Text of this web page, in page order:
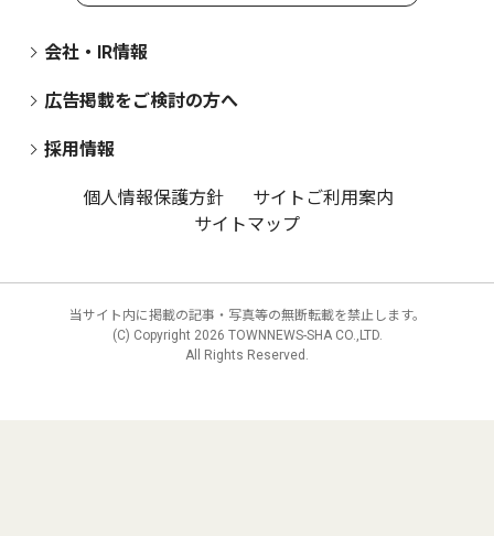
会社・IR情報
広告掲載をご検討の方へ
採用情報
個人情報保護方針
サイトご利用案内
サイトマップ
当サイト内に掲載の記事・写真等の無断転載を禁止します。
(C) Copyright 2026 TOWNNEWS-SHA CO.,LTD.
All Rights Reserved.